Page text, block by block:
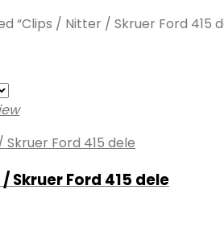
“Clips / Nitter / Skruer Ford 415
Skruer Ford 415 dele